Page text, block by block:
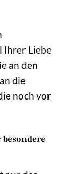
Ihrer Liebe
an den
die
noch vor